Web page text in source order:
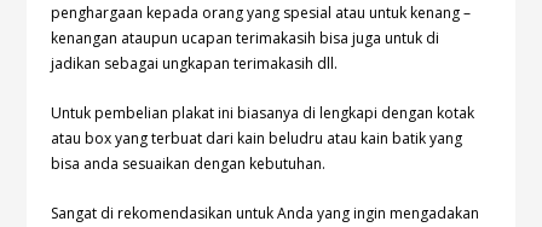
penghargaan kepada orang yang spesial atau untuk kenang –
kenangan ataupun ucapan terimakasih bisa juga untuk di
jadikan sebagai ungkapan terimakasih dll.
Untuk pembelian plakat ini biasanya di lengkapi dengan kotak
atau box yang terbuat dari kain beludru atau kain batik yang
bisa anda sesuaikan dengan kebutuhan.
Sangat di rekomendasikan untuk Anda yang ingin mengadakan